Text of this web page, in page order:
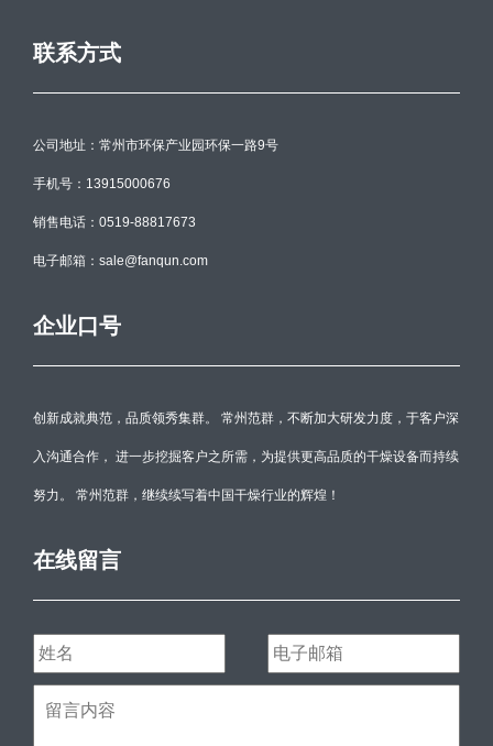
联系方式
公司地址：常州市环保产业园环保一路9号
手机号：13915000676
销售电话：0519-88817673
电子邮箱：sale@fanqun.com
企业口号
创新成就典范，品质领秀集群。 常州范群，不断加大研发力度，于客户深
入沟通合作， 进一步挖掘客户之所需，为提供更高品质的干燥设备而持续
努力。 常州范群，继续续写着中国干燥行业的辉煌！
在线留言